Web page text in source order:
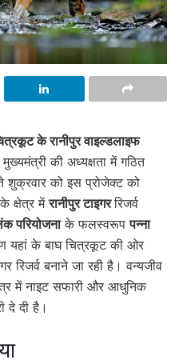
के रानीपुर वाइल्डलाइफ
की अध्यक्षता में गठित
शुक्रवार को इस प्रोजेक्ट को
क्षेत्र मेंरानीपुर टाइगररिजर्व
परियोजनाके फलस्वरूपपन्ना
यहां के बाघ चित्रकूट की ओर
रिजर्व बनाने जा रही है। वन्यजीव
में नाइट सफारी और आधुनिक
दे दी है।